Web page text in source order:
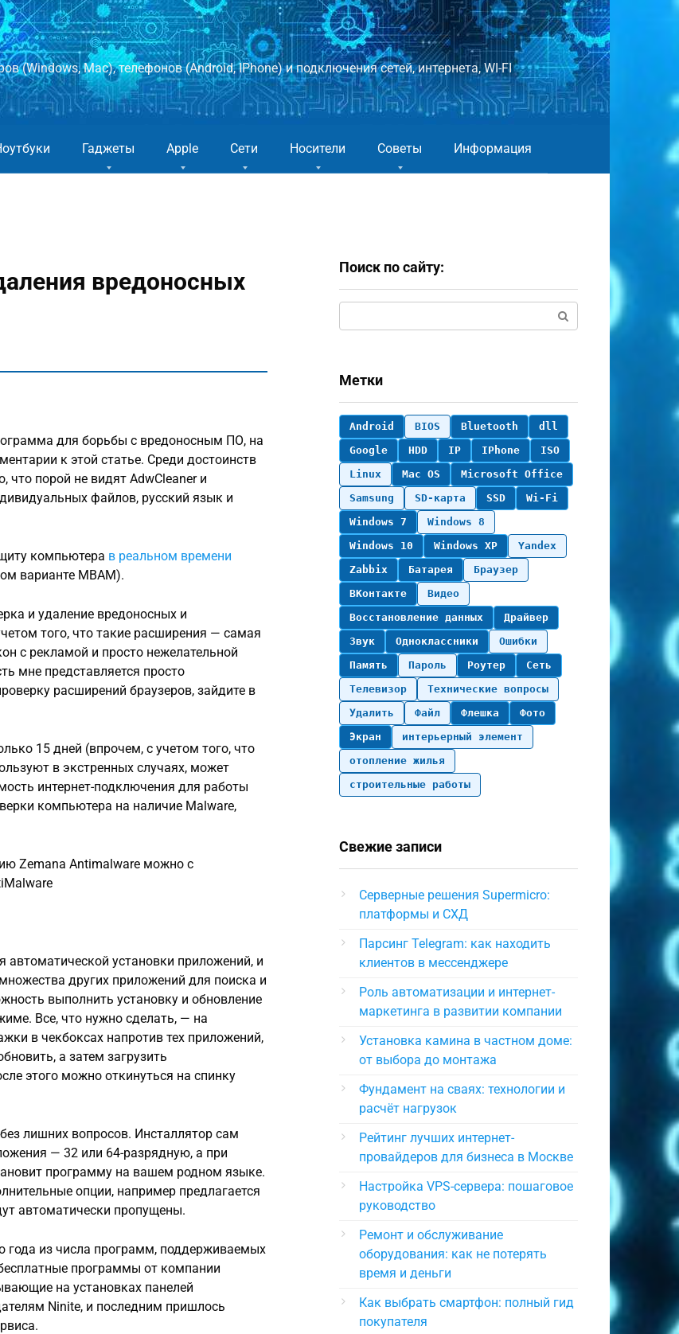
(Windows, Mac), телефонов (Android, IPhone) и подключения сетей, интернета, WI-FI
Гаджеты Apple Сети Носители Советы Информация
вредоносных
для борьбы с вредоносным ПО, на
к этой статье. Среди достоинств
порой не видят AdwCleaner и
файлов, русский язык и
компьютера в реальном времени
варианте MBAM).
и удаление вредоносных и
того, что такие расширения — самая
с рекламой и просто нежелательной
мне представляется просто
расширений браузеров, зайдите в
15 дней (впрочем, с учетом того, что
в экстренных случаях, может
интернет-подключения для работы
компьютера на наличие Malware,
Zemana Antimalware можно с
установки приложений, и
других приложений для поиска и
выполнить установку и обновление
Все, что нужно сделать, — на
в чекбоксах напротив тех приложений,
а затем загрузить
этого можно откинуться на спинку
лишних вопросов. Инсталлятор сам
— 32 или 64-разрядную, а при
программу на вашем родном языке.
опции, например предлагается
автоматически пропущены.
года из числа программ, поддерживаемых
программы от компании
на установках панелей
Ninite, и последним пришлось
Поиск по сайту:
Метки
Android BIOS Bluetooth
dll
Google
HDD IP IPhone
ISO
Linux
Mac OS
Microsoft Office
Samsung
SD-карта SSD
Wi-Fi
Windows 7
Windows 8
Windows 10
Windows XP
Yandex
Zabbix
Батарея
Браузер
ВКонтакте
Видео
Восстановление данных
Драйвер
Звук
Одноклассники
Ошибки
Память
Пароль Роутер
Сеть
Телевизор
Технические вопросы
Удалить
Файл Флешка
Фото
Экран
интерьерный элемент
отопление жилья
строительные работы
Свежие записи
Серверные решения Supermicro:
платформы и СХД
Парсинг Telegram: как находить
клиентов в мессенджере
Роль автоматизации и интернет-
маркетинга в развитии компании
Установка камина в частном доме:
от выбора до монтажа
Фундамент на сваях: технологии и
расчёт нагрузок
Рейтинг лучших интернет-
провайдеров для бизнеса в Москве
Настройка VPS-сервера: пошаговое
руководство
Ремонт и обслуживание
оборудования: как не потерять
время и деньги
Как выбрать смартфон: полный гид
покупателя